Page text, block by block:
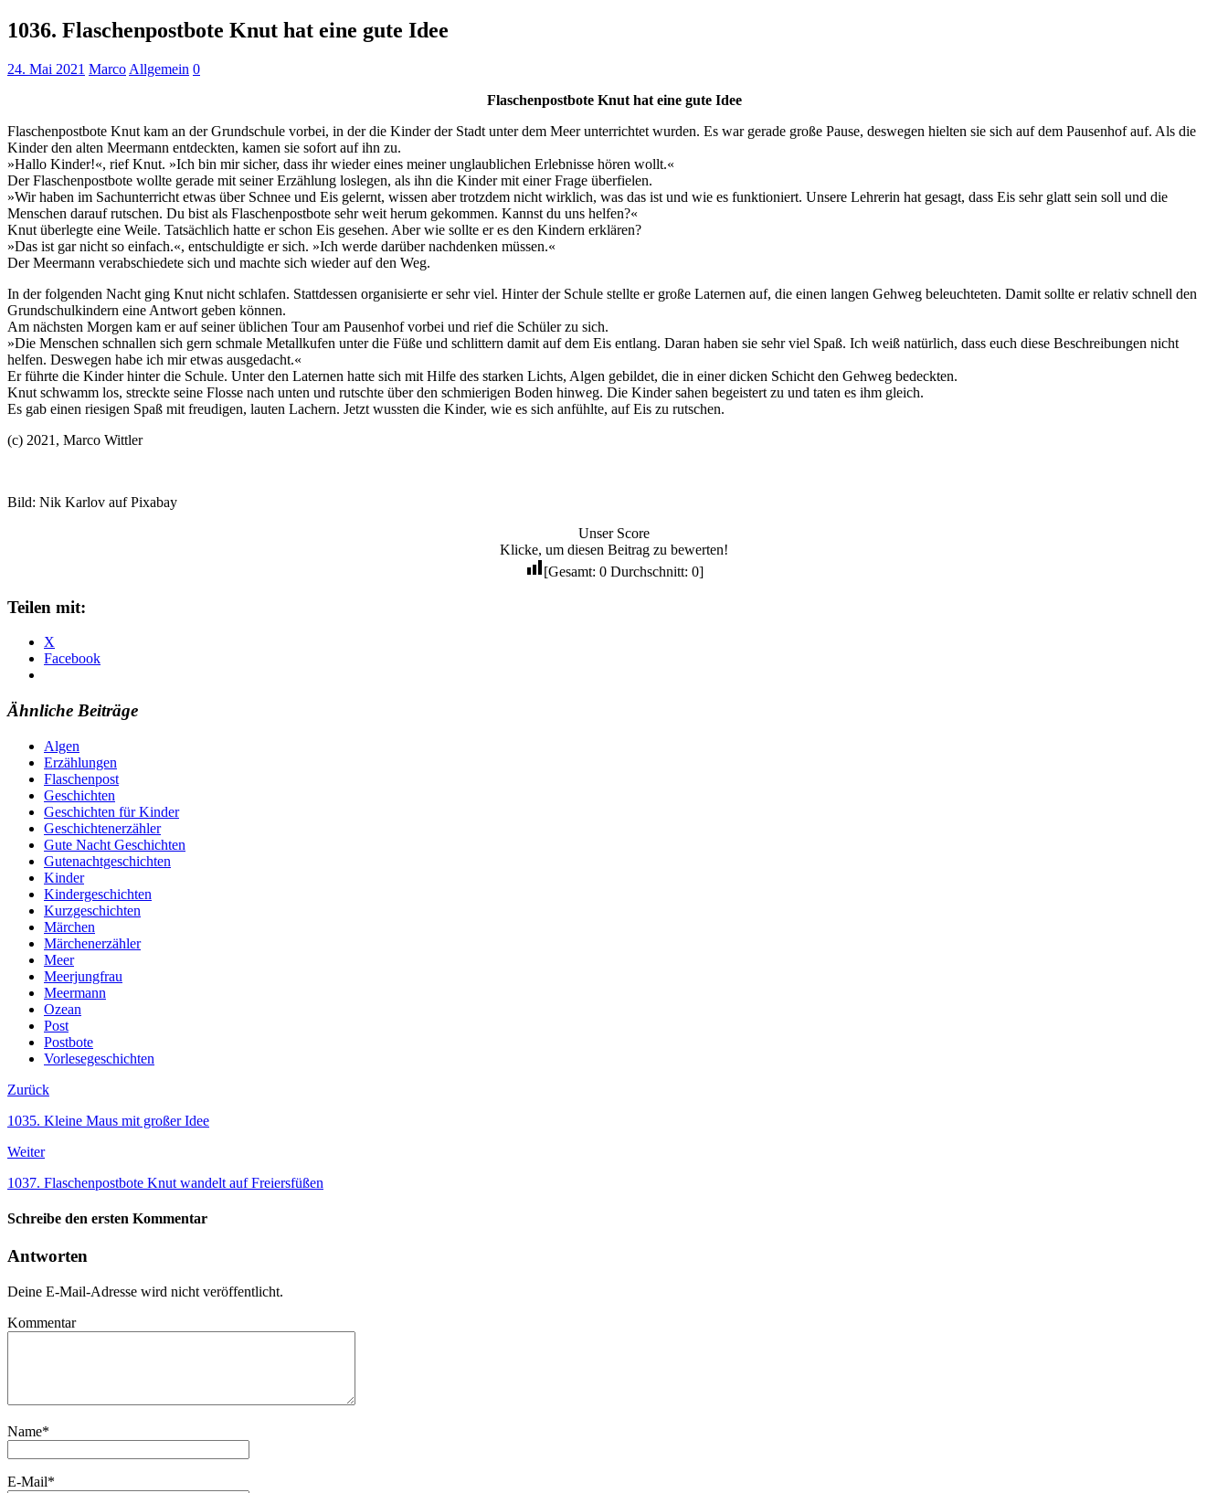
1036. Flaschenpostbote Knut hat eine gute Idee
24. Mai 2021 Marco Allgemein 0
Flaschenpostbote Knut hat eine gute Idee
Flaschenpostbote Knut kam an der Grundschule vorbei, in der die Kinder der Stadt unter dem Meer unterrichtet wurden. Es war gerade große Pause, deswegen hielten sie sich auf dem Pausenhof auf. Als die
Kinder den alten Meermann entdeckten, kamen sie sofort auf ihn zu.
»Hallo Kinder!«, rief Knut. »Ich bin mir sicher, dass ihr wieder eines meiner unglaublichen Erlebnisse hören wollt.«
Der Flaschenpostbote wollte gerade mit seiner Erzählung loslegen, als ihn die Kinder mit einer Frage überfielen.
»Wir haben im Sachunterricht etwas über Schnee und Eis gelernt, wissen aber trotzdem nicht wirklich, was das ist und wie es funktioniert. Unsere Lehrerin hat gesagt, dass Eis sehr glatt sein soll und die
Menschen darauf rutschen. Du bist als Flaschenpostbote sehr weit herum gekommen. Kannst du uns helfen?«
Knut überlegte eine Weile. Tatsächlich hatte er schon Eis gesehen. Aber wie sollte er es den Kindern erklären?
»Das ist gar nicht so einfach.«, entschuldigte er sich. »Ich werde darüber nachdenken müssen.«
Der Meermann verabschiedete sich und machte sich wieder auf den Weg.
In der folgenden Nacht ging Knut nicht schlafen. Stattdessen organisierte er sehr viel. Hinter der Schule stellte er große Laternen auf, die einen langen Gehweg beleuchteten. Damit sollte er relativ schnell den
Grundschulkindern eine Antwort geben können.
Am nächsten Morgen kam er auf seiner üblichen Tour am Pausenhof vorbei und rief die Schüler zu sich.
»Die Menschen schnallen sich gern schmale Metallkufen unter die Füße und schlittern damit auf dem Eis entlang. Daran haben sie sehr viel Spaß. Ich weiß natürlich, dass euch diese Beschreibungen nicht
helfen. Deswegen habe ich mir etwas ausgedacht.«
Er führte die Kinder hinter die Schule. Unter den Laternen hatte sich mit Hilfe des starken Lichts, Algen gebildet, die in einer dicken Schicht den Gehweg bedeckten.
Knut schwamm los, streckte seine Flosse nach unten und rutschte über den schmierigen Boden hinweg. Die Kinder sahen begeistert zu und taten es ihm gleich.
Es gab einen riesigen Spaß mit freudigen, lauten Lachern. Jetzt wussten die Kinder, wie es sich anfühlte, auf Eis zu rutschen.
(c) 2021, Marco Wittler
Bild: Nik Karlov auf Pixabay
Unser Score
Klicke, um diesen Beitrag zu bewerten!
[Gesamt: 0Durchschnitt: 0]
Teilen mit:
X
Facebook
Ähnliche Beiträge
Algen
Erzählungen
Flaschenpost
Geschichten
Geschichten für Kinder
Geschichtenerzähler
Gute Nacht Geschichten
Gutenachtgeschichten
Kinder
Kindergeschichten
Kurzgeschichten
Märchen
Märchenerzähler
Meer
Meerjungfrau
Meermann
Ozean
Post
Postbote
Vorlesegeschichten
Zurück
1035. Kleine Maus mit großer Idee
Weiter
1037. Flaschenpostbote Knut wandelt auf Freiersfüßen
Schreibe den ersten Kommentar
Antworten
Deine E-Mail-Adresse wird nicht veröffentlicht.
Kommentar
Name*
E-Mail*